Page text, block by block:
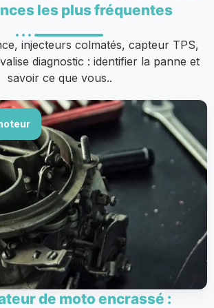
les plus fréquentes
injecteurs colmatés, capteur TPS,
diagnostic : identifier la panne et
savoir ce que vous..
de moto encrassé :